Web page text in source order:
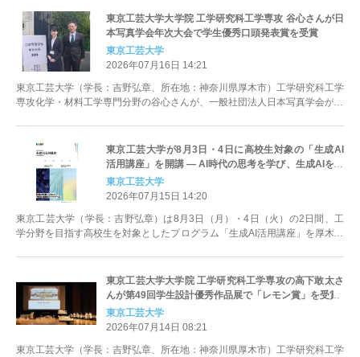
東京工芸大学大学院 工学研究科工学専攻 谷心さんが日
本写真学会年次大会で学生優秀口頭発表賞を受賞
東京工芸大学
2026年07月16日 14:21
東京工芸大学（学長：吉野弘章、所在地：神奈川県厚木市）工学研究科工学
専攻化学・材料工学専門分野の谷心さんが、一般社団法人日本写真学会が主
東京工芸大学が8月3日・4日に高校生対象の「生成AI
活用講座」を開講 ― AI時代の思考を学び、生成AIを使
いこなす
東京工芸大学
2026年07月15日 14:20
東京工芸大学（学長：吉野弘章）は8月3日（月）・4日（火）の2日間、工
学分野を目指す高校生を対象としたプログラム「生成AI活用講座」を厚木キ
東京工芸大学大学院 工学研究科工学専攻の高下敢太さ
んが第49回学生設計優秀作品展で「レモン賞」を受賞
東京工芸大学
2026年07月14日 08:21
東京工芸大学（学長：吉野弘章、所在地：神奈川県厚木市）工学研究科工学